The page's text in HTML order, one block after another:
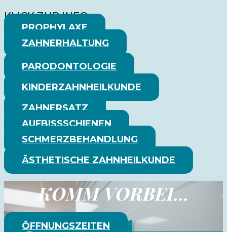
KLICK ZUR INFO…
PROPHYLAXE
ZAHNERHALTUNG
PARODONTOLOGIE
KINDERZAHNHEILKUNDE
ZAHNERSATZ
AUFBISSSCHIENEN
SCHMERZBEHANDLUNG
ÄSTHETISCHE ZAHNHEILKUNDE
KOMM VORBEI...
ÖFFNUNGSZEITEN